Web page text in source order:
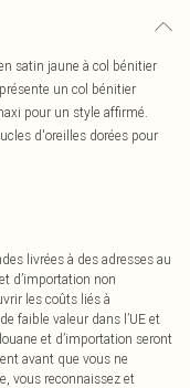
satin jaune à col bénitier
un col bénitier
pour un style affirmé.
d'oreilles dorées pour
livrées à des adresses au
d’importation non
les coûts liés à
faible valeur dans l’UE et
et d’importation seront
avant que vous ne
vous reconnaissez et